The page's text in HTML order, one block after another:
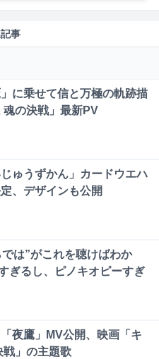
事
に乗せて信と万極の軌跡描
魂の決戦」最新PV
ゅうずかん」カードウエハ
、デザインも公開
は”がこれを聴けばわか
ぎるし、ピノキオピーすぎ
夜鷹」MV公開、映画「キ
戦」の主題歌